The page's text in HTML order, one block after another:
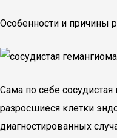
Особенности и причины
Сама по себе
разросшиеся клетки
диагностированных